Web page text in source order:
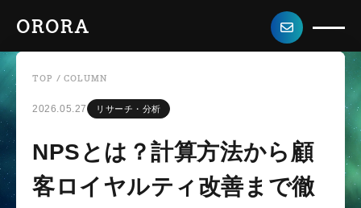
ORORA
TOP /COLUMN
2026.05.27 リサーチ・分析
NPSとは？計算方法から顧
客ロイヤルティ改善まで徹